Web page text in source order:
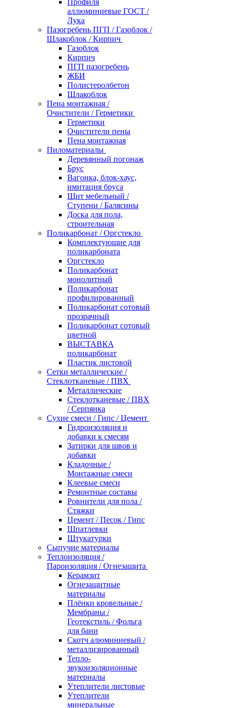
Профиля
аллюминиевые ГОСТ /
Лука
Пазогребень ПГП / Газоблок /
Шлакоблок / Кирпич
Газоблок
Кирпич
ПГП пазогребень
ЖБИ
Полистеролбетон
Шлакоблок
Пена монтажная /
Очистители / Герметики
Герметики
Очистители пены
Пена монтажная
Пиломатериалы
Деревянный погонаж
Брус
Вагонка, блок-хаус,
имитация бруса
Щит мебельный /
Ступени / Балясины
Доска для пола,
строительная
Поликарбонат / Оргстекло
Комплектующие для
поликарбоната
Оргстекло
Поликарбонат
монолитный
Поликарбонат
профилированный
Поликарбонат сотовый
прозрачный
Поликарбонат сотовый
цветной
ВЫСТАВКА
поликарбонат
Пластик листовой
Сетки металлические /
Стеклотканевые / ПВХ
Металлические
Стеклотканевые / ПВХ
/ Серпянка
Сухие смеси / Гипс / Цемент
Гидроизоляция и
добавки к смесям
Затирки для швов и
добавки
Кладочные /
Монтажные смеси
Клеевые смеси
Ремонтные составы
Ровнители для пола /
Стяжки
Цемент / Песок / Гипс
Шпатлевки
Штукатурки
Сыпучие материалы
Теплоизоляция /
Пароизоляция / Огнезащита
Керамзит
Огнезащитные
материалы
Плёнки кровельные /
Мембраны /
Геотекстиль / Фольга
для бани
Скотч алюминиевый /
металлизированный
Тепло-
звукоизоляционные
материалы
Утеплители листовые
Утеплители
минеральные